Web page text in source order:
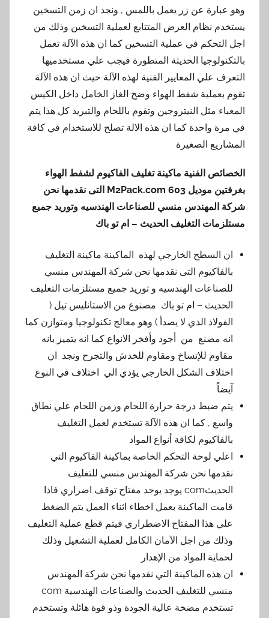
وهو عبارة عن زر يعمل باللمس , ونجد ان زمن التسخين
يستخدم نظام العرض المتتابع لعملية التسخين وذلك من
اجل التحكم في عملية التسخين كما ان هذه الآلة تعمل
بالتكنولوجيا الحديثة المتطورة فيجب علي مستخدميها
التعرف علي المعايير الفنية لهذه الآلة حيث ان هذه الآلة
تقوم بعملية شفط الهواء وضخ الغاز الخامل داخل الكيس
المعباء مثل النيتروجين وتقوم باللحام والتبريد كل هذا يتم
في مرة واحدة كما ان هذه الالة تصلح للاستخدام في كافة
المشاريع الصغيرة
الخصائص الفنية
ماكينة تغليف الفاكيوم لشفط الهواء
بغرفتين موديل 603
التى نقدمها نحن
شركة المهندس منسي للصناعات الهندسيه وتوريد جميع
مستلزمات التغليف الحديث – ام تو باك
ان السطح الخارجي لهذه الماكينة ماكينة التغليف
بالفاكيوم التى نقدمها نحن شركة المهندس منسي
للصناعات الهندسيه و توريد جميع مستلزمات التغليف
الحديث – ام تو باك مصنوع من الاستانليس تيل (
الفولاذ الذي لا يصدأ ) وهو معالج تكنولوجيا ومتوازن كما
انه مصنع من أجود وأفخر الانواع كما انه يتميز بانه
مقاوم للإتساخ ومقاوم للخدش والتجرح ونجد ان
اختلاف الشكل الخارجي يؤدي الي اختلاف في النوع
يتم ضبط درجة حرارة اللحام وزمن اللحام علي نطاق
واسع , كما ان هذه الآلة تستخدم لعمل التغليف
بالفاكيوم لكافة أنواع المواد
اعلي لوحة التحكم الخاصة بماكينة الفاكيوم التي
نقدمها نحن شركة المهندس منسي للتغليف
الحديثcom يوجد يوجد مفتاح توقف اضراري فاذا
قامت الماكينة بعمل اخطاء اثناء العمل يتم الضغط
علي هذا المفتاح الاضطراري فيتم قطع عملية التغليف
وذلك من اجل الآمان الكامل لعملية التشغيل وذلك
لحماية المواد من الإهدار
ان هذه الماكينة التي نقدمها نحن شركة المهندس
منسي للتغليف الحديث والصناعات الهندسية com
تستخدم مضخة عالية الجودة وذو قوة هائلة وتستخدم